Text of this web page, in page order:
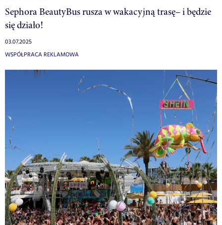
Sephora BeautyBus rusza w wakacyjną trasę– i będzie
się działo!
03.07.2025
WSPÓŁPRACA REKLAMOWA